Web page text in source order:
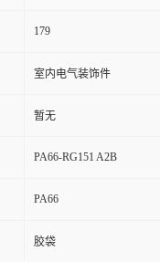
179
室内电气装饰件
暂无
PA66-RG151 A2B
PA66
胶袋